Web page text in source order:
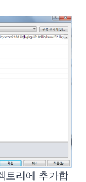
토리에 추가합